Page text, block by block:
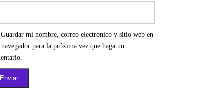
Guardar mi nombre, correo electrónico y sitio web en
navegador para la próxima vez que haga un